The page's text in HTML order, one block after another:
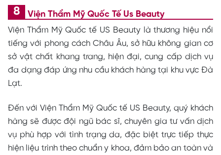
Viện Thẩm Mỹ Quốc Tế Us Beauty
Viện Thẩm Mỹ Quốc tế US Beauty là thương hiệu nổi
tiếng với phong cách Châu Âu, sở hữu không gian cơ
sở vật chất khang trang, hiện đại, cung cấp dịch vụ
đa dạng đáp ứng nhu cầu khách hàng tại khu vực Đà
Lạt.
Đến với Viện Thẩm Mỹ Quốc tế US Beauty, quý khách
hàng sẽ được đội ngũ bác sĩ, chuyên gia tư vấn dịch
vụ phù hợp với tình trạng da, đặc biệt trực tiếp thực
hiện liệu trình theo chuẩn y khoa, đảm bảo an toàn và